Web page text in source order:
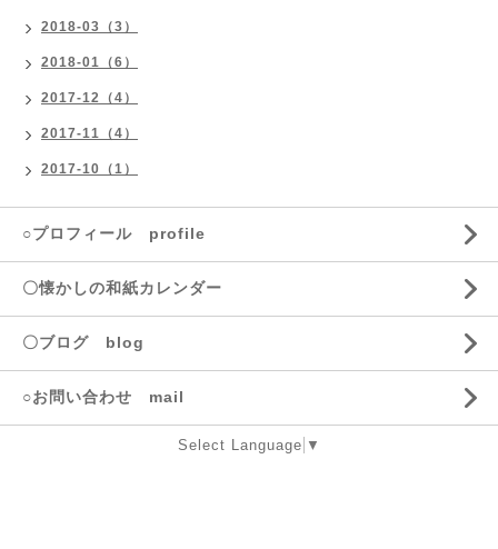
2018-03（3）
2018-01（6）
2017-12（4）
2017-11（4）
2017-10（1）
○プロフィール profile
〇懐かしの和紙カレンダー
〇ブログ blog
○お問い合わせ mail
Select Language ▼